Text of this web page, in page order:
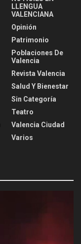
LLENGUA
VALENCIANA
Opinión
Patrimonio
Poblaciones De
Valencia
Revista Valencia
Salud Y Bienestar
Sin Categoría
Teatro
Valencia Ciudad
Varios